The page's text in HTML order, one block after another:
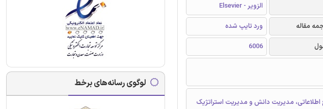
الزویر - Elsevier
مقاله
ورد تایپ شده
6006
مدیریت دانش و مدیریت استراتژیک
لوگوی رسانه‌های برخط